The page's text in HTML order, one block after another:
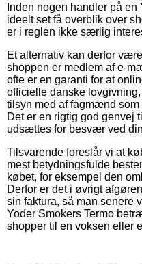
Inden nogen handler på
ideelt set få overblik over
er i reglen ikke særlig
Et alternativ kan derfor
shoppen er medlem af e-
ofte er en garanti for at
officielle danske
tilsyn med af fagmænd
Det er en rigtig god genvej
udsættes for besvær ved
Tilsvarende foreslår vi at
mest betydningsfulde
købet, for eksempel den
Derfor er det i øvrigt
sin faktura, så man senere
Yoder Smokers Termo
shopper til en voksen eller